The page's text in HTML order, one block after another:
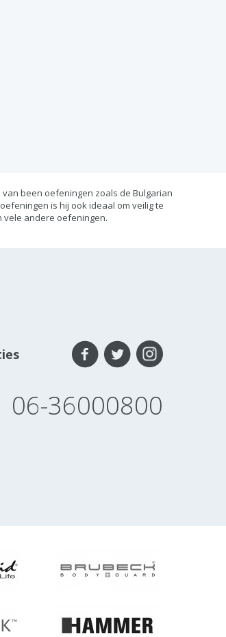
been oefeningen zoals de Bulgarian
is hij ook ideaal om veilig te
vele andere oefeningen.
06-36000800